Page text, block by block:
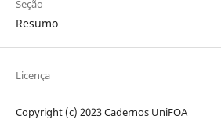
Seção
Resumo
Licença
Copyright (c) 2023 Cadernos UniFOA